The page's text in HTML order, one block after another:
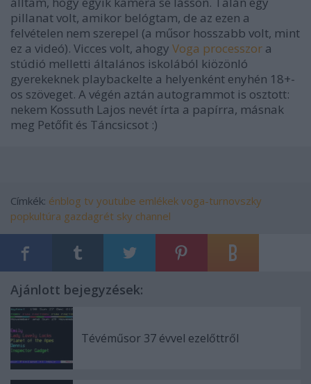
pillanat volt, amikor belógtam, de az ezen a
felvételen nem szerepel (a műsor hosszabb volt, mint
ez a videó). Vicces volt, ahogy Voga processzor a
stúdió melletti általános iskolából kiözönló
gyerekeknek playbackelte a helyenként enyhén 18+-
os szöveget. A végén aztán autogrammot is osztott:
nekem Kossuth Lajos nevét írta a papírra, másnak
meg Petőfit és Táncsicsot :)
Címkék: énblog tv youtube emlékek voga-turnovszky
popkultúra gazdagrét sky channel
Ajánlott bejegyzések:
Tévéműsor 37 évvel ezelőttről